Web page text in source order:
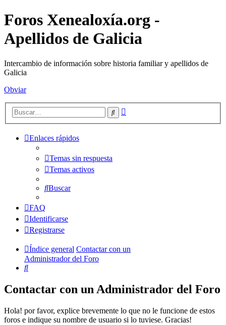
Foros Xenealoxía.org -
Apellidos de Galicia
Intercambio de información sobre historia familiar y apellidos de
Galicia
Obviar
Buscar
Enlaces rápidos
Temas sin respuesta
Temas activos
Buscar
FAQ
Identificarse
Registrarse
Índice general Contactar con un
Administrador del Foro
Buscar
Contactar con un Administrador del Foro
Hola! por favor, explice brevemente lo que no le funcione de estos
foros e indique su nombre de usuario si lo tuviese. Gracias!